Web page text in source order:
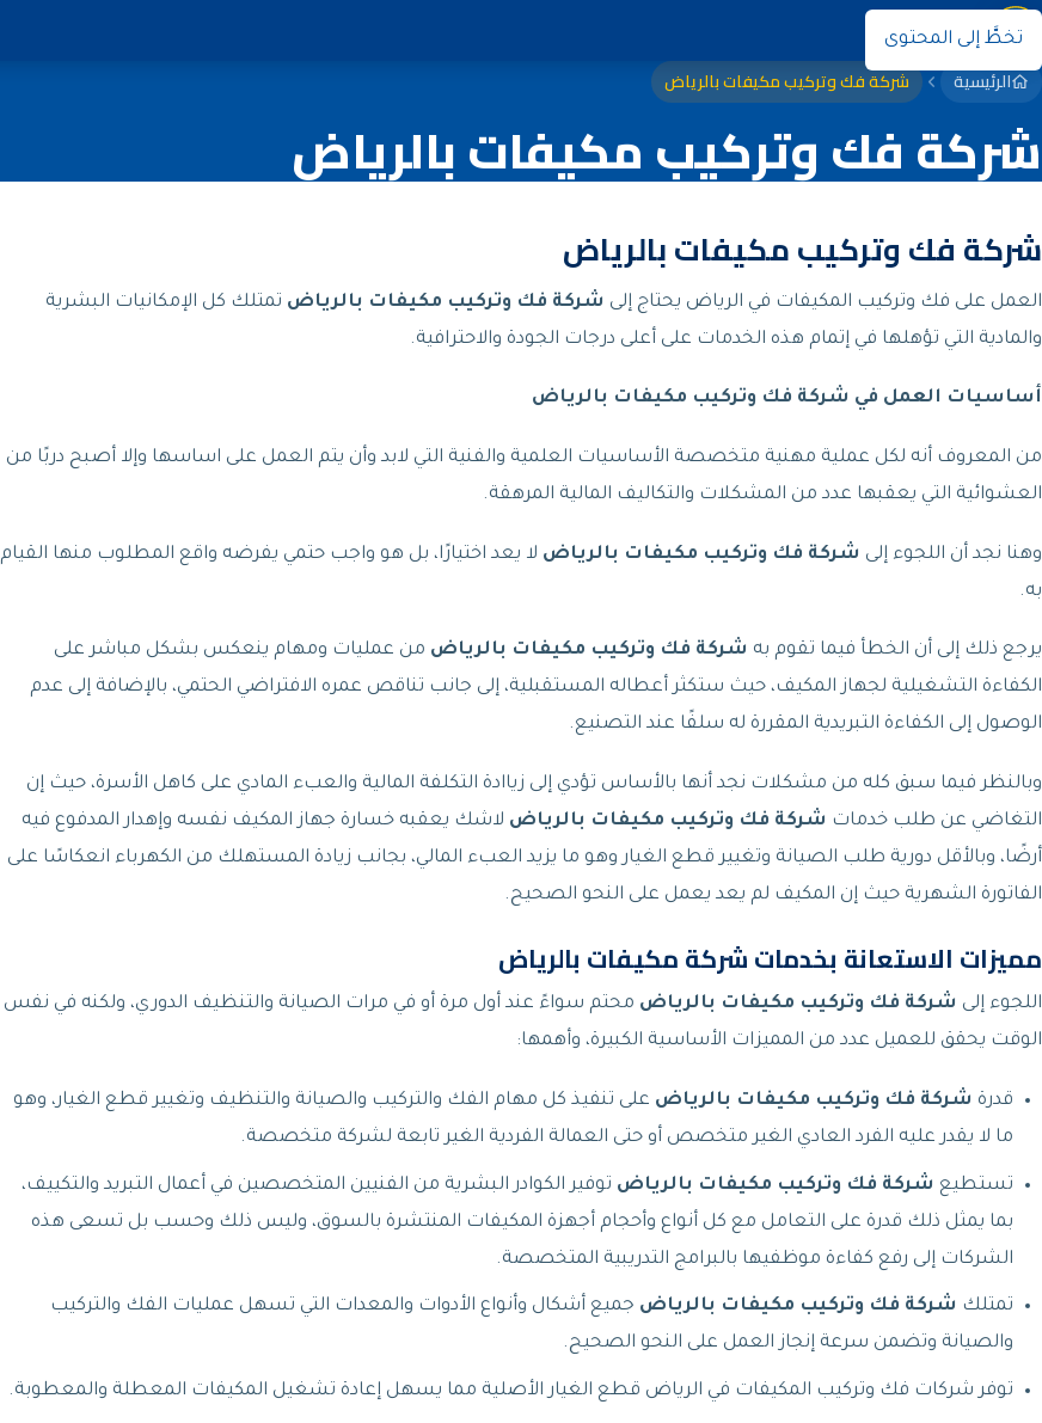
تخطَّ إلى المحتوى
نوران
الرئيسية شركة فك وتركيب مكيفات بالرياض
شركة فك وتركيب مكيفات بالرياض
شركة فك وتركيب مكيفات بالرياض
العمل على فك وتركيب المكيفات في الرياض يحتاج إلى شركة فك وتركيب مكيفات بالرياض تمتلك كل الإمكانيات البشرية
والمادية التي تؤهلها في إتمام هذه الخدمات على أعلى درجات الجودة والاحترافية.
أساسيات العمل في شركة فك وتركيب مكيفات بالرياض
من المعروف أنه لكل عملية مهنية متخصصة الأساسيات العلمية والفنية التي لابد وأن يتم العمل على اساسها وإلا أصبح دربًا من
العشوائية التي يعقبها عدد من المشكلات والتكاليف المالية المرهقة.
وهنا نجد أن اللجوء إلى شركة فك وتركيب مكيفات بالرياض لا يعد اختيارًا، بل هو واجب حتمي يفرضه واقع المطلوب منها القيام
به.
يرجع ذلك إلى أن الخطأ فيما تقوم به شركة فك وتركيب مكيفات بالرياض من عمليات ومهام ينعكس بشكل مباشر على
الكفاءة التشغيلية لجهاز المكيف، حيث ستكثر أعطاله المستقبلية، إلى جانب تناقص عمره الافتراضي الحتمي، بالإضافة إلى عدم
الوصول إلى الكفاءة التبريدية المقررة له سلفًا عند التصنيع.
وبالنظر فيما سبق كله من مشكلات نجد أنها بالأساس تؤدي إلى زياادة التكلفة المالية والعبء المادي على كاهل الأسرة، حيث إن
التغاضي عن طلب خدمات شركة فك وتركيب مكيفات بالرياض لاشك يعقبه خسارة جهاز المكيف نفسه وإهدار المدفوع فيه
أرضًا، وبالأقل دورية طلب الصيانة وتغيير قطع الغيار وهو ما يزيد العبء المالي، بجانب زيادة المستهلك من الكهرباء انعكاسًا على
الفاتورة الشهرية حيث إن المكيف لم يعد يعمل على النحو الصحيح.
مميزات الاستعانة بخدمات شركة مكيفات بالرياض
اللجوء إلى شركة فك وتركيب مكيفات بالرياض محتم سواءً عند أول مرة أو في مرات الصيانة والتنظيف الدوري، ولكنه في نفس
الوقت يحقق للعميل عدد من المميزات الأساسية الكبيرة، وأهمها:
قدرة شركة فك وتركيب مكيفات بالرياض على تنفيذ كل مهام الفك والتركيب والصيانة والتنظيف وتغيير قطع الغيار، وهو
ما لا يقدر عليه الفرد العادي الغير متخصص أو حتى العمالة الفردية الغير تابعة لشركة متخصصة.
تستطيع شركة فك وتركيب مكيفات بالرياض توفير الكوادر البشرية من الفنيين المتخصصين في أعمال التبريد والتكييف،
بما يمثل ذلك قدرة على التعامل مع كل أنواع وأحجام أجهزة المكيفات المنتشرة بالسوق، وليس ذلك وحسب بل تسعى هذه
الشركات إلى رفع كفاءة موظفيها بالبرامج التدريبية المتخصصة.
تمتلك شركة فك وتركيب مكيفات بالرياض جميع أشكال وأنواع الأدوات والمعدات التي تسهل عمليات الفك والتركيب
والصيانة وتضمن سرعة إنجاز العمل على النحو الصحيح.
توفر شركات فك وتركيب المكيفات في الرياض قطع الغيار الأصلية مما يسهل إعادة تشغيل المكيفات المعطلة والمعطوبة.